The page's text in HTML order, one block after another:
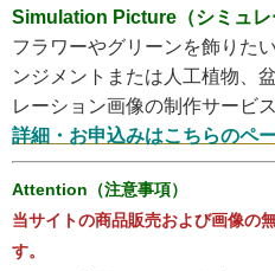
Simulation Picture（シミュレ
フラワーやグリーンを飾りた
ンジメントまたは人工植物、
レーション画像の制作サービ
詳細・お申込みはこちらのペ
Attention（注意事項）
当サイトの商品販売および画像の
す。